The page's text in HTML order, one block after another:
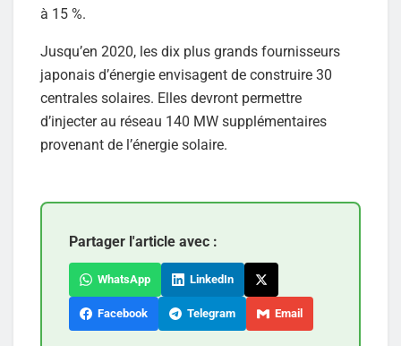
à 15 %.
Jusqu’en 2020, les dix plus grands fournisseurs
japonais d’énergie envisagent de construire 30
centrales solaires. Elles devront permettre
d’injecter au réseau 140 MW supplémentaires
provenant de l’énergie solaire.
Partager l'article avec :
WhatsApp LinkedIn
Facebook Telegram Email